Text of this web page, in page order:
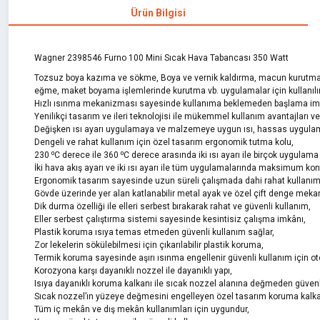
Ürün Bilgisi
Wagner 2398546 Furno 100 Mini Sıcak Hava Tabancası 350 Watt
Tozsuz boya kazıma ve sökme, Boya ve vernik kaldırma, macun
eğme, maket boyama işlemlerinde kurutma vb. uygulamalar için
Hızlı ısınma mekanizması sayesinde kullanıma beklemeden başlama
Yenilikçi tasarım ve ileri teknolojisi ile mükemmel kullanım avantajları
Değişken ısı ayarı uygulamaya ve malzemeye uygun ısı, hassas
Dengeli ve rahat kullanım için özel tasarım ergonomik tutma kolu,
230 ⁰C derece ile 360 ⁰C derece arasında iki ısı ayarı ile birçok
İki hava akış ayarı ve iki ısı ayarı ile tüm uygulamalarında maksimum
Ergonomik tasarım sayesinde uzun süreli çalışmada dahi rahat
Gövde üzerinde yer alan katlanabilir metal ayak ve özel çift denge
Dik durma özelliği ile elleri serbest bırakarak rahat ve güvenli kullanım,
Eller serbest çalıştırma sistemi sayesinde kesintisiz çalışma imkânı,
Plastik koruma ısıya temas etmeden güvenli kullanım sağlar,
Zor lekelerin sökülebilmesi için çıkarılabilir plastik koruma,
Termik koruma sayesinde aşırı ısınma engellenir güvenli kullanım için
Korozyona karşı dayanıklı nozzel ile dayanıklı yapı,
Isıya dayanıklı koruma kalkanı ile sıcak nozzel alanına değmeden
Sıcak nozzel’ın yüzeye değmesini engelleyen özel tasarım koruma
Tüm iç mekân ve dış mekân kullanımları için uygundur,